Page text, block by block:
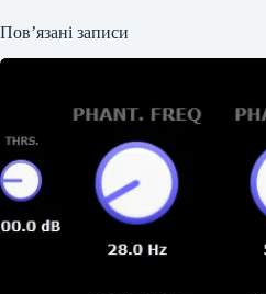
Пов’язані записи